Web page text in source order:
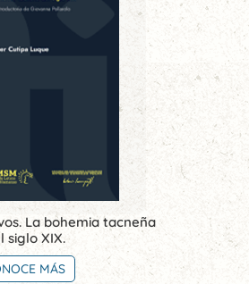
La bohemia tacneña
siglo XIX.
MÁS